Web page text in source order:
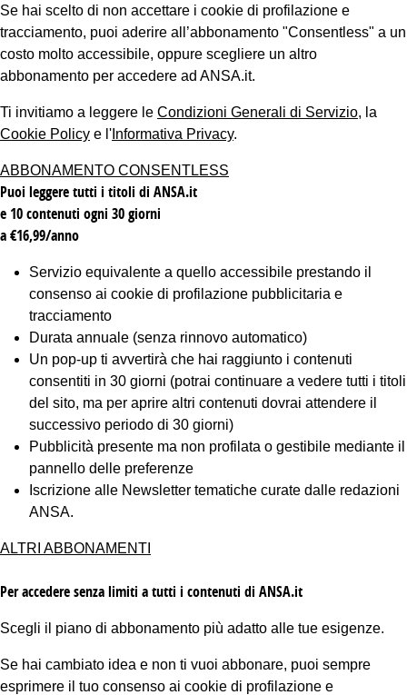
Se hai scelto di non accettare i cookie di profilazione e
tracciamento, puoi aderire all’abbonamento "Consentless" a un
costo molto accessibile, oppure scegliere un altro
abbonamento per accedere ad ANSA.it.
Ti invitiamo a leggere le Condizioni Generali di Servizio, la
Cookie Policy e l' Informativa Privacy.
ABBONAMENTO CONSENTLESS
Puoi leggere tutti i titoli di ANSA.it
e 10 contenuti ogni 30 giorni
a €16,99/anno
Servizio equivalente a quello accessibile prestando il
consenso ai cookie di profilazione pubblicitaria e
tracciamento
Durata annuale (senza rinnovo automatico)
Un pop-up ti avvertirà che hai raggiunto i contenuti
consentiti in 30 giorni (potrai continuare a vedere tutti i titoli
del sito, ma per aprire altri contenuti dovrai attendere il
successivo periodo di 30 giorni)
Pubblicità presente ma non profilata o gestibile mediante il
pannello delle preferenze
Iscrizione alle Newsletter tematiche curate dalle redazioni
ANSA.
ALTRI ABBONAMENTI
Per accedere senza limiti a tutti i contenuti di ANSA.it
Scegli il piano di abbonamento più adatto alle tue esigenze.
Se hai cambiato idea e non ti vuoi abbonare, puoi sempre
esprimere il tuo consenso ai cookie di profilazione e